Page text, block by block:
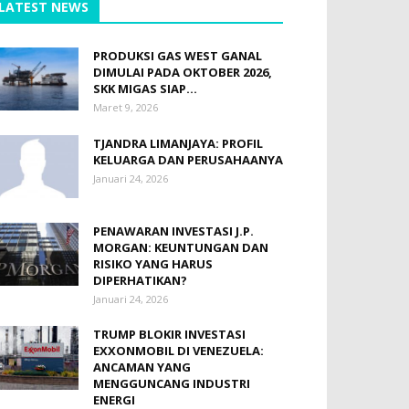
NEWS
PRODUKSI GAS WEST GANAL
DIMULAI PADA OKTOBER 2026,
SKK MIGAS SIAP...
Maret 9, 2026
TJANDRA LIMANJAYA: PROFIL
KELUARGA DAN PERUSAHAANYA
Januari 24, 2026
PENAWARAN INVESTASI J.P.
MORGAN: KEUNTUNGAN DAN
RISIKO YANG HARUS
DIPERHATIKAN?
Januari 24, 2026
TRUMP BLOKIR INVESTASI
EXXONMOBIL DI VENEZUELA:
ANCAMAN YANG
MENGGUNCANG INDUSTRI
ENERGI